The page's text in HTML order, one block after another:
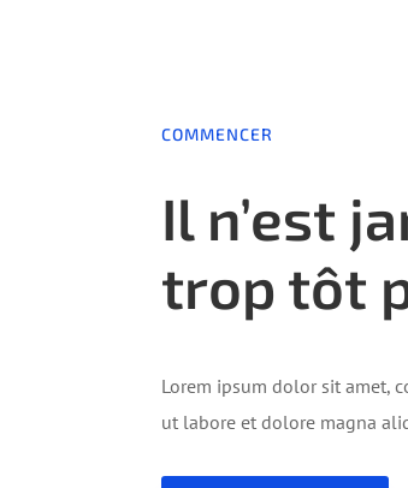
COMMENCER
Il n’est
trop tôt
Lorem ipsum dolor sit amet,
ut labore et dolore magna